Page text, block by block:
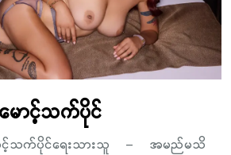
ောင့်သက်ပိုင်
ာင့်သက်ပိုင်ရေးသားသူ – အမည်မသိ